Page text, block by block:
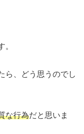
。
ら、どう思うのでし
な行為だと思いま